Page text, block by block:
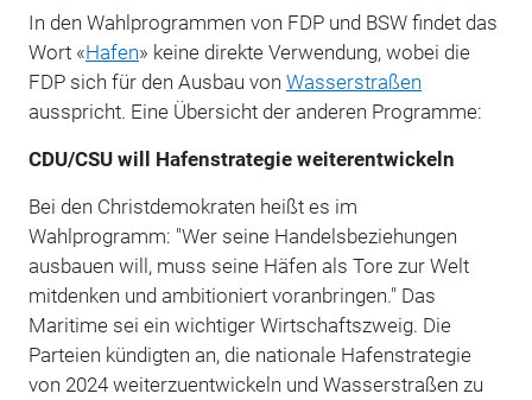
In den Wahlprogrammen von FDP und BSW findet das
Wort «Hafen» keine direkte Verwendung, wobei die
FDP sich für den Ausbau von Wasserstraßen
ausspricht. Eine Übersicht der anderen Programme:
CDU/CSU will Hafenstrategie weiterentwickeln
Bei den Christdemokraten heißt es im
Wahlprogramm: "Wer seine Handelsbeziehungen
ausbauen will, muss seine Häfen als Tore zur Welt
mitdenken und ambitioniert voranbringen." Das
Maritime sei ein wichtiger Wirtschaftszweig. Die
Parteien kündigten an, die nationale Hafenstrategie
von 2024 weiterzuentwickeln und Wasserstraßen zu